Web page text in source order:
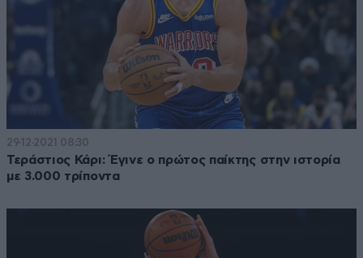
29·12·2021 08:30
Τεράστιος Κάρι: Έγινε ο πρώτος παίκτης στην ιστορία
με 3.000 τρίποντα